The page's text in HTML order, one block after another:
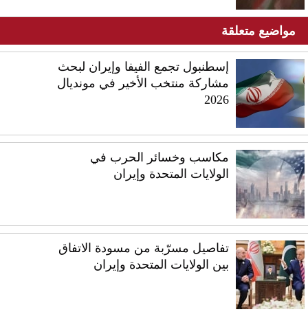
مواضيع متعلقة
إسطنبول تجمع الفيفا وإيران لبحث
مشاركة منتخب الأخير في مونديال
2026
مكاسب وخسائر الحرب في
الولايات المتحدة وإيران
تفاصيل مسرّبة من مسودة الاتفاق
بين الولايات المتحدة وإيران